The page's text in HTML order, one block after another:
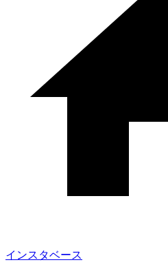
インスタベース